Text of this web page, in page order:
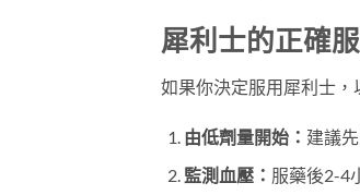
犀利士的正確
如果你決定服用犀利士，
由低劑量開始： 建議
監測血壓： 服藥後2-4